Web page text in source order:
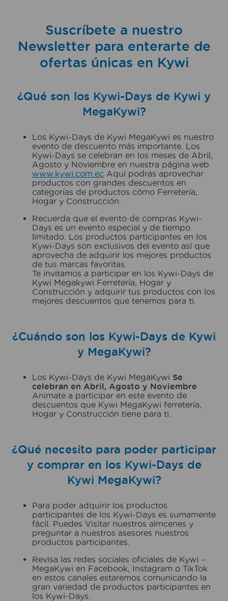
Suscríbete a nuestro
Newsletter para enterarte de
ofertas únicas en Kywi
¿Qué son los Kywi-Days de Kywi y
MegaKywi?
Los Kywi-Days de Kywi MegaKywi es nuestro
evento de descuento más importante. Los
Kywi-Days se celebran en los meses de Abril,
Agosto y Noviembre en nuestra página web
www.kywi.com.ec Aquí podrás aprovechar
productos con grandes descuentos en
categorías de productos cómo Ferretería,
Hogar y Construcción.
Recuerda que el evento de compras Kywi-
Days es un evento especial y de tiempo
limitado. Los productos participantes en los
Kywi-Days son exclusivos del evento así que
aprovecha de adquirir los mejores productos
de tus marcas favoritas.
Te invitamos a participar en los Kywi-Days de
Kywi Megakywi Ferretería, Hogar y
Construcción y adquirir tus productos con los
mejores descuentos que tenemos para ti.
¿Cuándo son los Kywi-Days de Kywi
y MegaKywi?
Los Kywi-Days de Kywi MegaKywi Se
celebran en Abril, Agosto y Noviembre
Animate a participar en este evento de
descuentos que Kywi MegaKywi ferretería,
Hogar y Construcción tiene para ti.
¿Qué necesito para poder participar
y comprar en los Kywi-Days de
Kywi MegaKywi?
Para poder adquirir los productos
participantes de los Kywi-Days es sumamente
fácil. Puedes Visitar nuestros almcenes y
preguntar a nuestros asesores nuestros
productos participantes.
Revisa las redes sociales oficiales de Kywi –
MegaKywi en Facebook, Instagram o TikTok
en estos canales estaremos comunicando la
gran variedad de productos participantes en
los Kywi-Days.